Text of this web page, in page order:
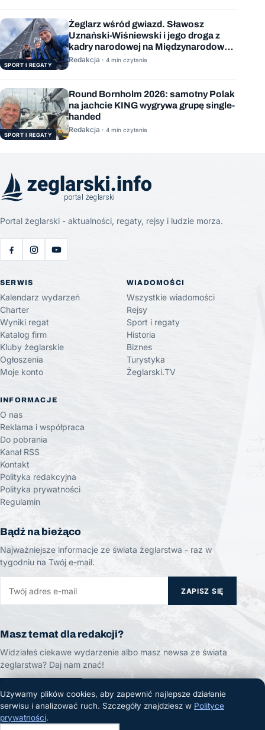
SPORT I REGATY
Żeglarz wśród gwiazd. Sławosz
Uznański-Wiśniewski i jego droga z
kadry narodowej na Międzynarodową
Stację Kosmiczną
Redakcja · 4 min czytania
SPORT I REGATY
Round Bornholm 2026: samotny Polak
na jachcie KING wygrywa grupę single-
handed
Redakcja · 4 min czytania
Portal żeglarski - aktualności, regaty, rejsy i ludzie morza.
SERWIS
Kalendarz wydarzeń
Charter
Wyniki regat
Katalog firm
Kluby żeglarskie
Ogłoszenia
Moje konto
WIADOMOŚCI
Wszystkie wiadomości
Rejsy
Sport i regaty
Historia
Biznes
Turystyka
Żeglarski.TV
INFORMACJE
O nas
Reklama i współpraca
Do pobrania
Kanał RSS
Kontakt
Polityka redakcyjna
Polityka prywatności
Regulamin
Bądź na bieżąco
Najważniejsze informacje ze świata żeglarstwa - raz w
tygodniu na Twój e-mail.
ZAPISZ SIĘ
Masz temat dla redakcji?
Widziałeś ciekawe wydarzenie albo masz newsa ze świata
żeglarstwa? Daj nam znać!
ZGŁOŚ TEMAT
Używamy plików cookies, aby zapewnić najlepsze działanie
serwisu i analizować ruch. Szczegóły znajdziesz w Polityce
prywatności.